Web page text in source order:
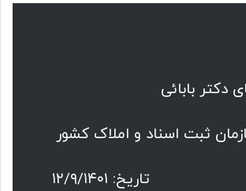
دکتر بابائی
ثبت اسناد و املاک کشور
تاریخ: ۱۲/۹/۱۴۰۱